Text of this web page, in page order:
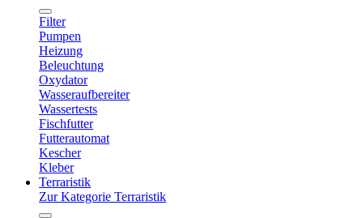
Filter
Pumpen
Heizung
Beleuchtung
Oxydator
Wasseraufbereiter
Wassertests
Fischfutter
Futterautomat
Kescher
Kleber
Terraristik
Zur Kategorie Terraristik